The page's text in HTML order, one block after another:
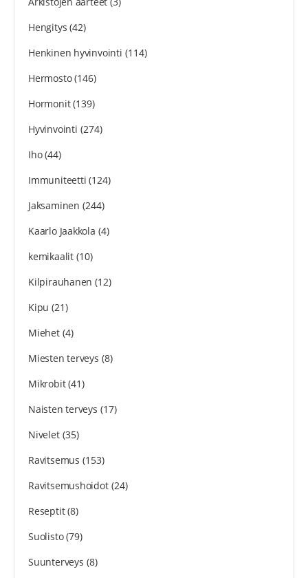
Hengitys (42)
Henkinen hyvinvointi (114)
Hermosto(146)
Hormonit(139)
Hyvinvointi (274)
Iho(44)
Immuniteetti (124)
Jaksaminen (244)
Kaarlo Jaakkola (4)
kemikaalit(10)
Kilpirauhanen (12)
Kipu (21)
Miehet(4)
Miesten terveys (8)
Mikrobit(41)
Naisten terveys (17)
Nivelet(35)
Ravitsemus (153)
Ravitsemushoidot(24)
Reseptit(8)
Suolisto(79)
Suunterveys (8)